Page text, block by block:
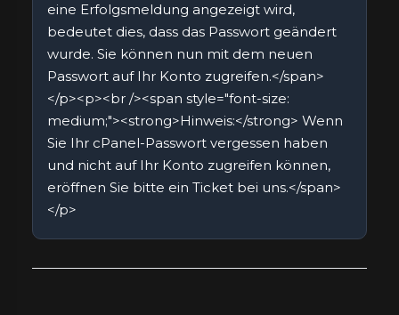
eine Erfolgsmeldung angezeigt wird,
bedeutet dies, dass das Passwort geändert
wurde. Sie können nun mit dem neuen
Passwort auf Ihr Konto zugreifen.</span>
</p><p><br /><span style="font-size:
medium;"><strong>Hinweis:</strong> Wenn
Sie Ihr cPanel-Passwort vergessen haben
und nicht auf Ihr Konto zugreifen können,
eröffnen Sie bitte ein Ticket bei uns.</span>
</p>